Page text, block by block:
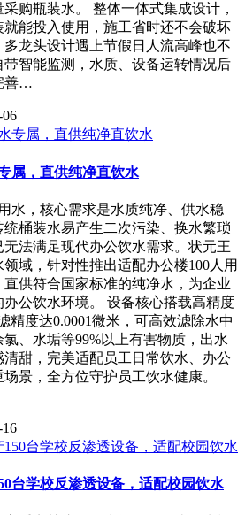
购瓶装水。 整体一体式集成设计，
能投入使用，施工省时还不会破坏
龙头设计遇上节假日人流高峰也不
带智能监测，水质、设备运转情况后
善…
06
属，直供纯净直饮水
水，核心需求是水质纯净、供水稳
桶装水易产生二次污染、换水繁琐
无法满足现代办公饮水需求。状元王
域，针对性推出适配办公楼100人用
供符合国家标准的纯净水，为企业
公饮水环境。 设备核心搭载高精度
精度达0.0001微米，可高效滤除水中
、水垢等99%以上有害物质，出水
甜，完美适配员工日常饮水、办公
景，全方位守护员工饮水健康。
16
台学校反渗透设备，适配校园饮水